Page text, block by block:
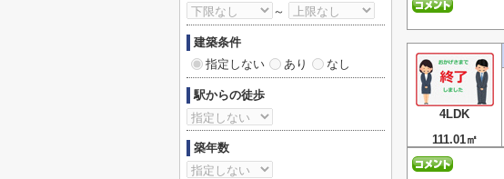
4LDK
111.01㎡
～
建築条件
指定しない
あり なし
駅からの徒歩
築年数